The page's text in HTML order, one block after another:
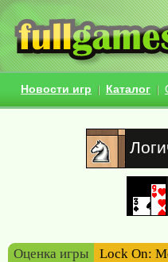
Новости игр Каталог
Оценка игры Lock On: